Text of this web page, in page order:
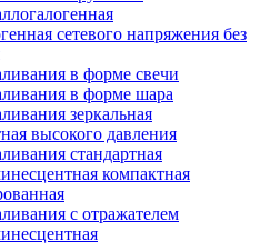
сетевого напряжения без
в форме свечи
в форме шара
зеркальная
высокого давления
стандартная
компактная
с отражателем